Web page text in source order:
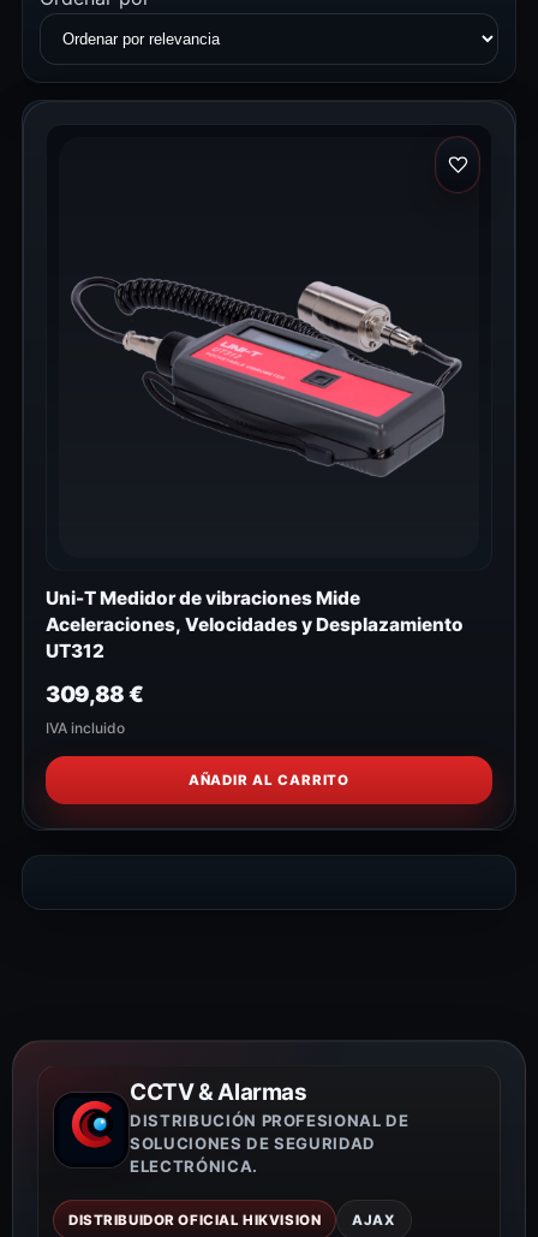
Uni-T Medidor de vibraciones Mide
Aceleraciones, Velocidades y Desplazamiento
UT312
309,88€
IVA incluido
AÑADIR AL CARRITO
CCTV & Alarmas
DISTRIBUCIÓN PROFESIONAL DE
SOLUCIONES DE SEGURIDAD
ELECTRÓNICA.
DISTRIBUIDOR OFICIAL HIKVISION AJAX